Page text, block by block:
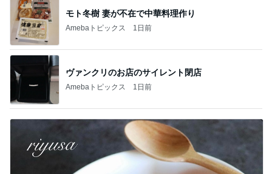
モト冬樹 妻が不在で中華料理作り
Amebaトピックス 1日前
ヴァンクリのお店のサイレント閉店
Amebaトピックス 1日前